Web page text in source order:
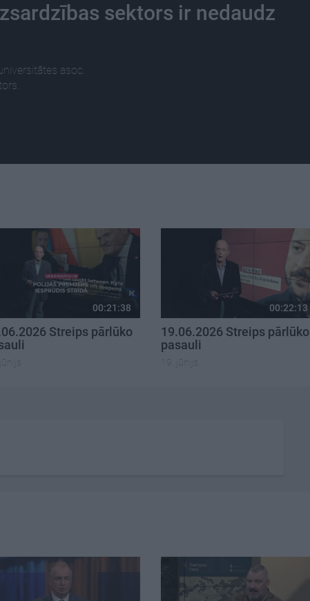
sektors ir nedaudz
asoc.
00:21:38
Streips pārlūko
00:22:13
19.06.2026 Streips pārlūko
pasauli
19. jūnijs